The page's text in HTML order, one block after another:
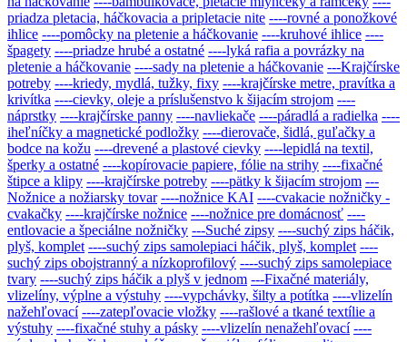
priadza pletacia, háčkovacia a pripletacie nite ----rovné a ponožkové
ihlice ----pomôcky na pletenie a háčkovanie ----kruhové ihlice ----
špagety ----priadze hrubé a ostatné ----lyká rafia a povrázky na
pletenie a háčkovanie ----sady na pletenie a háčkovanie ---Krajčírske
potreby ----kriedy, mydlá, tužky, fixy ----krajčírske metre, pravítka a
krivítka ----cievky, oleje a príslušenstvo k šijacím strojom ----
náprstky ----krajčírske panny ----navliekače ----páradlá a radielka ----
iheľníčky a magnetické podložky ----dierovače, šidlá, guľačky a
bodce na kožu ----drevené a plastové cievky ----lepidlá na textil,
šperky a ostatné ----kopírovacie papiere, fólie na strihy ----fixačné
štipce a klipy ----krajčírske potreby ----pätky k šijacím strojom ---
Nožnice a nožiarsky tovar ----nožnice KAI ----cvakacie nožničky -
cvakačky ----krajčírske nožnice ----nožnice pre domácnosť ----
entlovacie a špeciálne nožničky ---Suché zipsy ----suchý zips háčik,
plyš, komplet ----suchý zips samolepiaci háčik, plyš, komplet ----
suchý zips obojstranný a nízkoprofilový ----suchý zips samolepiace
tvary ----suchý zips háčik a plyš v jednom ---Fixačné materiály,
vlizelíny, výplne a výstuhy ----vypchávky, šilty a potítka ----vlizelín
nažehľovací ----zatepľovacie vložky ----rašlové a tkané textílie a
výstuhy ----fixačné stuhy a pásky ----vlizelín nenažehľovací ----